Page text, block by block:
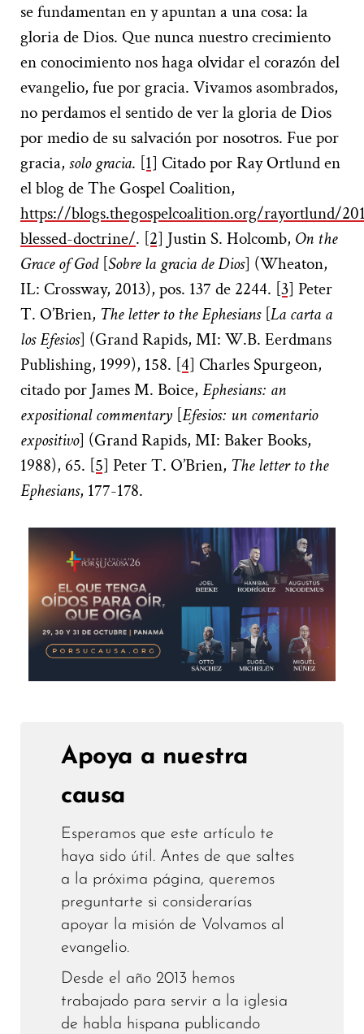
se fundamentan en y apuntan a una cosa: la
gloria de Dios. Que nunca nuestro crecimiento
en conocimiento nos haga olvidar el corazón del
evangelio, fue por gracia. Vivamos asombrados,
no perdamos el sentido de ver la gloria de Dios
por medio de su salvación por nosotros. Fue por
gracia, solo gracia. [1] Citado por Ray Ortlund en
el blog de The Gospel Coalition,
https://blogs.thegospelcoalition.org/rayortlund/
blessed-doctrine/. [2] Justin S. Holcomb, On the
Grace of God[Sobre la gracia de Dios] (Wheaton,
IL: Crossway, 2013), pos. 137 de 2244. [3] Peter
T. O’Brien, The letter to the Ephesians[La carta a
los Efesios] (Grand Rapids, MI: W.B. Eerdmans
Publishing, 1999), 158. [4] Charles Spurgeon,
citado por James M. Boice, Ephesians: an
expositional commentary [Efesios: un comentario
expositivo] (Grand Rapids, MI: Baker Books,
1988), 65. [5] Peter T. O’Brien, The letter to the
Ephesians, 177-178.
Apoya a nuestra
causa
Esperamos que este artículo te
haya sido útil. Antes de que saltes
a la próxima página, queremos
preguntarte si considerarías
apoyar la misión de Volvamos al
evangelio.
Desde el año 2013 hemos
trabajado para servir a la iglesia
de habla hispana publicando